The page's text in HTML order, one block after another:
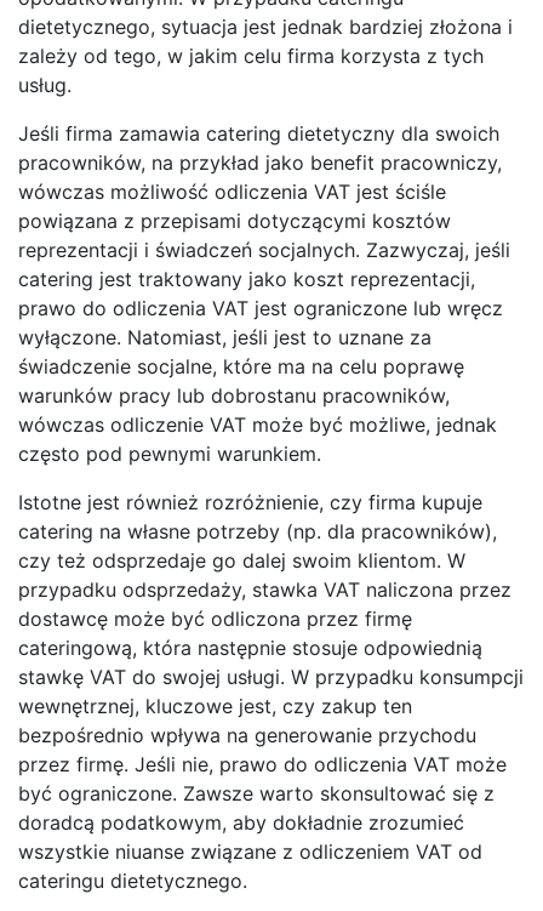
dietetycznego, sytuacja jest jednak bardziej złożona i
zależy od tego, w jakim celu firma korzysta z tych
usług.
Jeśli firma zamawia catering dietetyczny dla swoich
pracowników, na przykład jako benefit pracowniczy,
wówczas możliwość odliczenia VAT jest ściśle
powiązana z przepisami dotyczącymi kosztów
reprezentacji i świadczeń socjalnych. Zazwyczaj, jeśli
catering jest traktowany jako koszt reprezentacji,
prawo do odliczenia VAT jest ograniczone lub wręcz
wyłączone. Natomiast, jeśli jest to uznane za
świadczenie socjalne, które ma na celu poprawę
warunków pracy lub dobrostanu pracowników,
wówczas odliczenie VAT może być możliwe, jednak
często pod pewnymi warunkiem.
Istotne jest również rozróżnienie, czy firma kupuje
catering na własne potrzeby (np. dla pracowników),
czy też odsprzedaje go dalej swoim klientom. W
przypadku odsprzedaży, stawka VAT naliczona przez
dostawcę może być odliczona przez firmę
cateringową, która następnie stosuje odpowiednią
stawkę VAT do swojej usługi. W przypadku konsumpcji
wewnętrznej, kluczowe jest, czy zakup ten
bezpośrednio wpływa na generowanie przychodu
przez firmę. Jeśli nie, prawo do odliczenia VAT może
być ograniczone. Zawsze warto skonsultować się z
doradcą podatkowym, aby dokładnie zrozumieć
wszystkie niuanse związane z odliczeniem VAT od
cateringu dietetycznego.